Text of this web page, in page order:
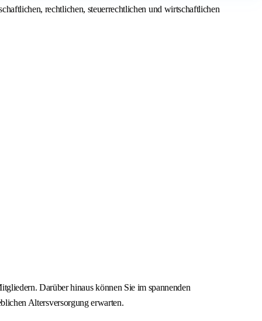
rechtlichen, steuerrechtlichen und wirtschaftlichen
Darüber hinaus können Sie im spannenden
Altersversorgung erwarten.